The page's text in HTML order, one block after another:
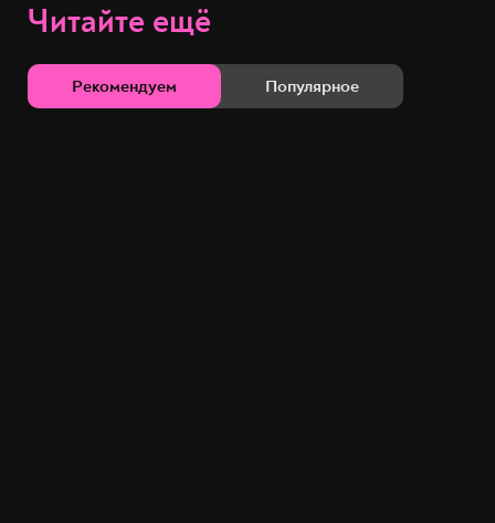
Читайте ещё
Рекомендуем Популярное